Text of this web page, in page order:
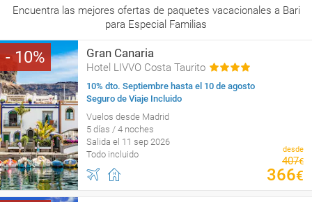
Encuentra las mejores ofertas de paquetes vacacionales a Bari
para Especial Familias
10 Gran Canaria
Hotel LIVVO Costa Taurito
10% dto. Septiembre hasta el 10 de agosto
Seguro de Viaje Incluido
Vuelos desde Madrid
5 días / 4 noches
Salida el 11 sep 2026
Todo incluido
desde
407€
366€